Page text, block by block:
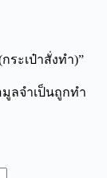
ระเป๋าสั่งทำ)”
ลจำเป็นถูกทำ